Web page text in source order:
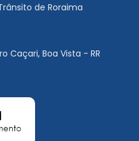
de Roraima
Caçari, Boa Vista - RR